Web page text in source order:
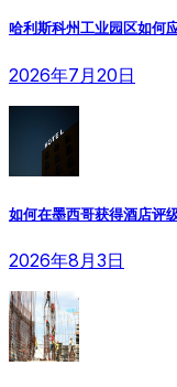
哈利斯科州工业园区如何
2026年7月20日
如何在墨西哥获得酒店
2026年8月3日